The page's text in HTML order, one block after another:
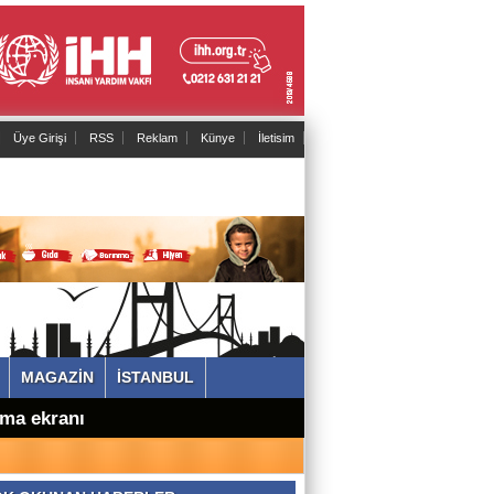
Üye Girişi RSS Reklam Künye İletisim
MAGAZİN İSTANBUL
ekranı